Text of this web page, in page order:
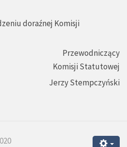
doraźnej Komisji
Przewodniczący
Komisji Statutowej
Jerzy Stempczyński